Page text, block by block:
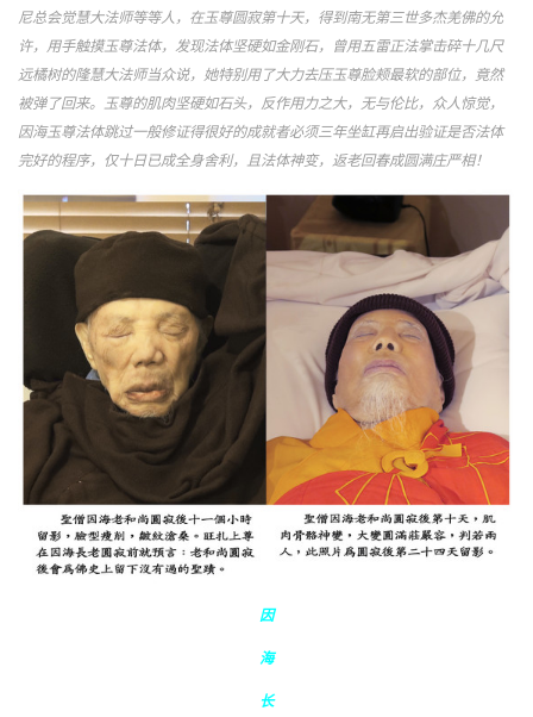
尼总会觉慧大法师等等人，在玉尊圆寂第十天，得到南无第三世多杰羌佛的允
许，用手触摸玉尊法体，发现法体坚硬如金刚石，曾用五雷正法掌击碎十几尺
远橘树的隆慧大法师当众说，她特别用了大力去压玉尊脸颊最软的部位，竟然
被弹了回来。玉尊的肌肉坚硬如石头，反作用力之大，无与伦比，众人惊觉，
因海玉尊法体跳过一般修证得很好的成就者必须三年坐缸再启出验证是否法体
完好的程序，仅十日已成全身舍利，且法体神变，返老回春成圆满庄严相！
因
海
长